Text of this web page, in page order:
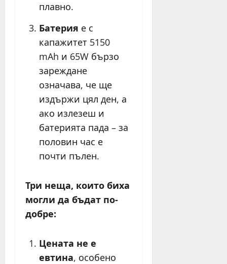
плавно.
Батерия е с
капажитет 5150
mAh и 65W бързо
зареждане
означава, че ще
издържи цял ден, а
ако излезеш и
батерията пада – за
половин час е
почти пълен.
Три неща, които биха
могли да бъдат по-
добре:
Цената не е
евтина, особено